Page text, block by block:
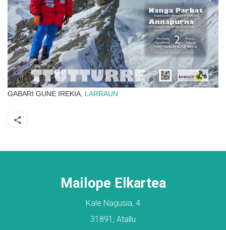
GABARI GUNE IREKIA, LARRAUN
Mailope Elkartea
Kale Nagusia, 4
31891, Atallu